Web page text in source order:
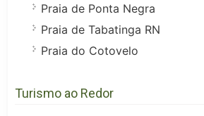
Praia de Ponta Negra
Praia de Tabatinga RN
Praia do Cotovelo
Turismo ao Redor